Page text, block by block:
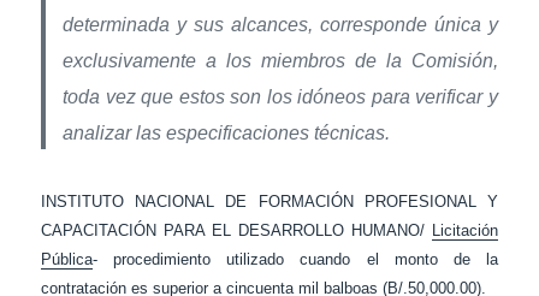
determinada y sus alcances, corresponde única y
exclusivamente a los miembros de la Comisión,
toda vez que estos son los idóneos para verificar y
analizar las especificaciones técnicas.
INSTITUTO NACIONAL DE FORMACIÓN PROFESIONAL Y
CAPACITACIÓN PARA EL DESARROLLO HUMANO/
Licitación
Pública- procedimiento utilizado cuando el monto de la
contratación es superior a cincuenta mil balboas (B/.50,000.00).